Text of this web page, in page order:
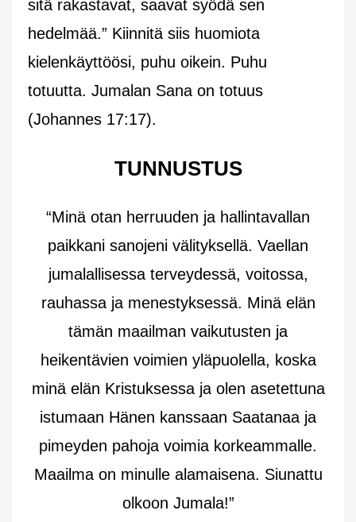
sitä rakastavat, saavat syödä sen
hedelmää.” Kiinnitä siis huomiota
kielenkäyttöösi, puhu oikein. Puhu
totuutta. Jumalan Sana on totuus
(Johannes 17:17).
TUNNUSTUS
“Minä otan herruuden ja hallintavallan
paikkani sanojeni välityksellä. Vaellan
jumalallisessa terveydessä, voitossa,
rauhassa ja menestyksessä. Minä elän
tämän maailman vaikutusten ja
heikentävien voimien yläpuolella, koska
minä elän Kristuksessa ja olen asetettuna
istumaan Hänen kanssaan Saatanaa ja
pimeyden pahoja voimia korkeammalle.
Maailma on minulle alamaisena. Siunattu
olkoon Jumala!”